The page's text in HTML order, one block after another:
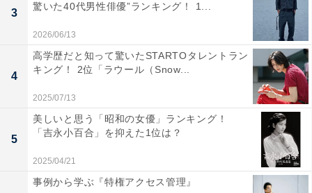
回答者からは「会津も歴史があり、街としてのうるおい
が大きそうだから」（20代女性／東京都）、「かつて会
津藩があったことから昔ながらのお金持ちがいそうだか
ら」（30代女性／北海道）、「会津塗り等もあり歴史的
文化都市なイメージなので富裕層が多そう」（40代女性
／東京都）といった声が集まりました。
※回答者からのコメントは原文ママです
3
驚いた40代男性俳優”ランキング！ 1...
2026/06/13
4
高学歴だと知って驚いたSTARTOタレントラン
キング！ 2位「ラウール（Snow...
2025/07/13
5
美しいと思う「昭和の女優」ランキング！
「吉永小百合」を抑えた1位は？
2025/04/21
事例から学ぶ『特権アクセス管理』